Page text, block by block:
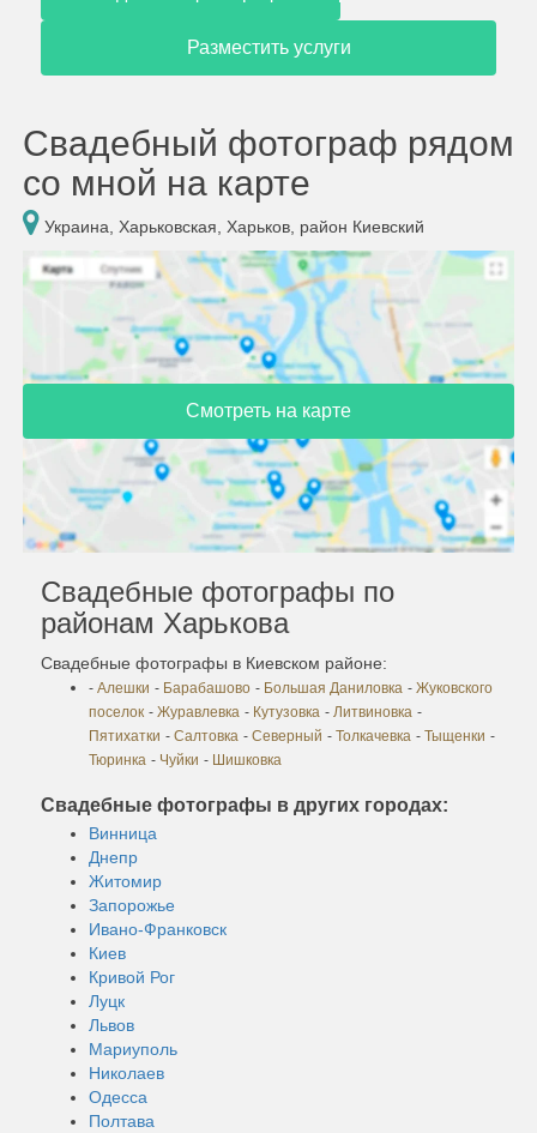
Разместить услуги
Свадебный фотограф рядом
со мной на карте
Украина, Харьковская, Харьков, район Киевский
Смотреть на карте
Свадебные фотографы по
районам Харькова
Свадебные фотографы в Киевском районе:
- Алешки - Барабашово - Большая Даниловка - Жуковского
поселок - Журавлевка - Кутузовка - Литвиновка -
Пятихатки - Салтовка - Северный - Толкачевка - Тыщенки -
Тюринка - Чуйки - Шишковка
Свадебные фотографы в других городах:
Винница
Днепр
Житомир
Запорожье
Ивано-Франковск
Киев
Кривой Рог
Луцк
Львов
Мариуполь
Николаев
Одесса
Полтава